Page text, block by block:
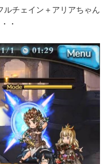
ルチェイン＋アリアちゃん
・